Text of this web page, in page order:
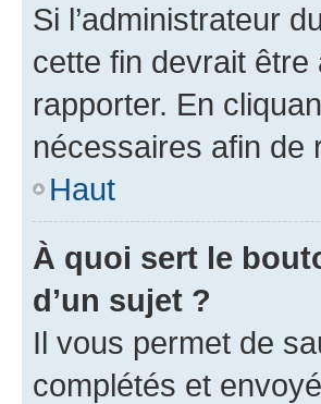
Si l’administrateur
cette fin devrait
rapporter. En
nécessaires afin de
Haut
À quoi sert le
d’un sujet ?
Il vous permet de
complétés et